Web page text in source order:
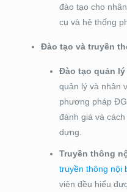
đào tạo cho
cụ và hệ thống
Đào tạo và truyền
Đào tạo quản
quản lý và nhân
phương pháp
đánh giá và
dựng.
Truyền thông
truyền thông nội
viên đều hiểu